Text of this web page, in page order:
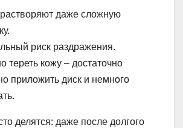
даже сложную
риск раздражения.
тереть кожу – достаточно
приложить диск и немного
делятся: даже после долгого